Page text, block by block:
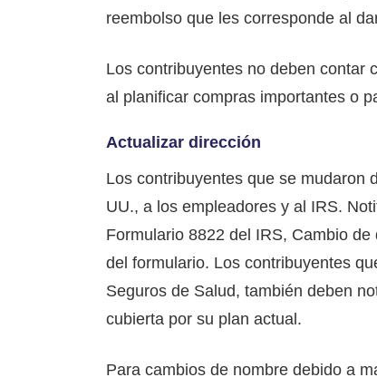
reembolso que les corresponde al
Los contribuyentes no deben contar
al planificar compras importantes o
Actualizar dirección
Los contribuyentes que se mudaron
UU., a los empleadores y al IRS.
Formulario 8822 del IRS, Cambio
del formulario. Los contribuyentes
Seguros de Salud, también deben
cubierta por su plan actual.
Para cambios de nombre debido a